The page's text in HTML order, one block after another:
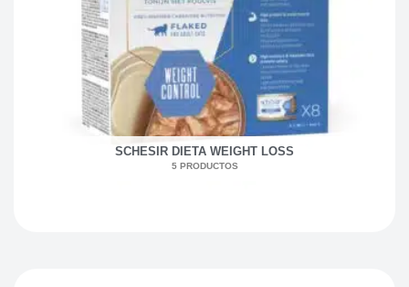
SCHESIR DIETA WEIGHT LOSS
5 PRODUCTOS